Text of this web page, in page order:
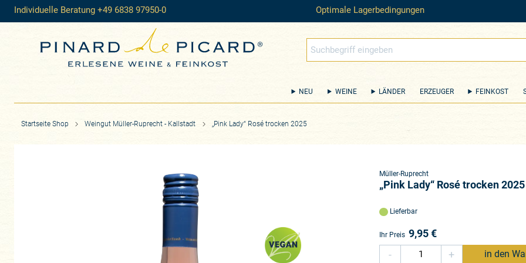
Individuelle Beratung +49 6838 97950-0 Optimale Lagerbedingungen
NEU WEINE LÄNDER ERZEUGER FEINKOST
Startseite Shop Weingut Müller-Ruprecht - Kallstadt „Pink Lady“ Rosé trocken 2025
Müller-Ruprecht
„Pink Lady“ Rosé trocken 2025
Lieferbar
Ihr Preis 9,95€
-
+ in den